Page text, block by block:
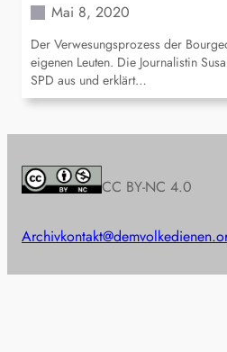
Mai 8, 2020
Der Verwesungsprozess der
eigenen Leuten. Die Journalistin
SPD aus und erklärt…
CC BY-NC 4.0
Archiv